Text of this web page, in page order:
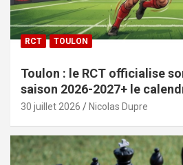
RCT TOULON
Toulon : le RCT officialise
saison 2026-2027+ le
30 juillet 2026 Nicolas Dupre